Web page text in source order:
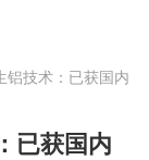
铝技术：已获国内
已获国内